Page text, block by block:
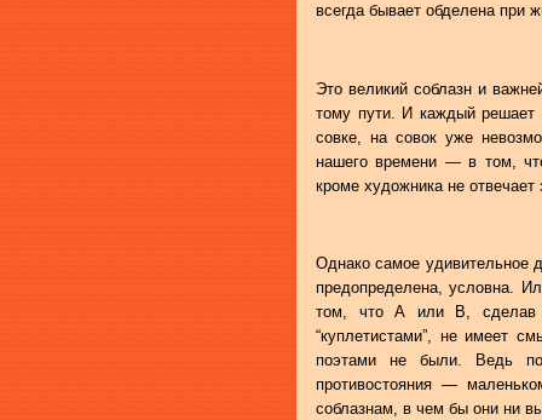
всегда бывает обделена при
Это великий соблазн и
тому пути. И каждый решает
совке, на совок уже
нашего времени — в том,
кроме художника не отвечает
Однако самое удивительное
предопределена, условна.
том, что А или В, сделав
“куплетистами”, не имеет
поэтами не были. Ведь
противостояния —
соблазнам, в чем бы они ни